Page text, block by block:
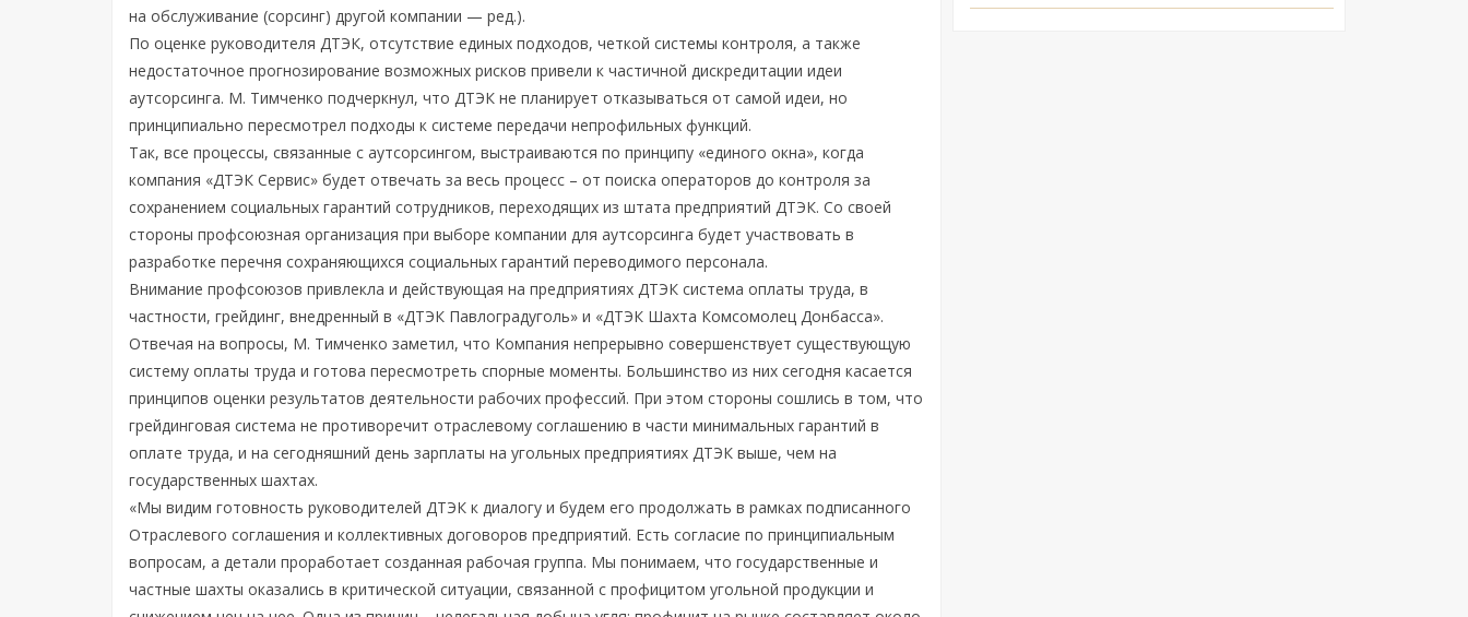
на обслуживание (сорсинг) другой компании — ред.).
По оценке руководителя ДТЭК, отсутствие единых подходов, четкой системы контроля, а также
недостаточное прогнозирование возможных рисков привели к частичной дискредитации идеи
аутсорсинга. М. Тимченко подчеркнул, что ДТЭК не планирует отказываться от самой идеи, но
принципиально пересмотрел подходы к системе передачи непрофильных функций.
Так, все процессы, связанные с аутсорсингом, выстраиваются по принципу «единого окна», когда
компания «ДТЭК Сервис» будет отвечать за весь процесс – от поиска операторов до контроля за
сохранением социальных гарантий сотрудников, переходящих из штата предприятий ДТЭК. Со своей
стороны профсоюзная организация при выборе компании для аутсорсинга будет участвовать в
разработке перечня сохраняющихся социальных гарантий переводимого персонала.
Внимание профсоюзов привлекла и действующая на предприятиях ДТЭК система оплаты труда, в
частности, грейдинг, внедренный в «ДТЭК Павлоградуголь» и «ДТЭК Шахта Комсомолец Донбасса».
Отвечая на вопросы, М. Тимченко заметил, что Компания непрерывно совершенствует существующую
систему оплаты труда и готова пересмотреть спорные моменты. Большинство из них сегодня касается
принципов оценки результатов деятельности рабочих профессий. При этом стороны сошлись в том, что
грейдинговая система не противоречит отраслевому соглашению в части минимальных гарантий в
оплате труда, и на сегодняшний день зарплаты на угольных предприятиях ДТЭК выше, чем на
государственных шахтах.
«Мы видим готовность руководителей ДТЭК к диалогу и будем его продолжать в рамках подписанного
Отраслевого соглашения и коллективных договоров предприятий. Есть согласие по принципиальным
вопросам, а детали проработает созданная рабочая группа. Мы понимаем, что государственные и
частные шахты оказались в критической ситуации, связанной с профицитом угольной продукции и